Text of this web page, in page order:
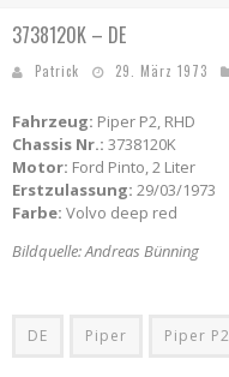
3738120K – DE
Patrick 29. März 1973
Fahrzeug: Piper P2, RHD
Chassis Nr.: 3738120K
Motor: Ford Pinto, 2 Liter
Erstzulassung: 29/03/1973
Farbe: Volvo deep red
Bildquelle: Andreas Bünning
DE Piper Piper P2